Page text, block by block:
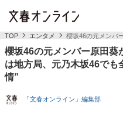
TOP エンタメ 櫻坂46の元メンバ
櫻坂46の元メンバー原田
は地方局、元乃木坂46で
情”
「文春オンライン」編集部